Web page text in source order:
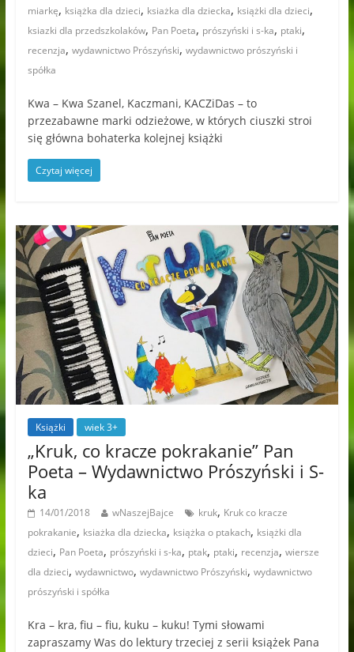
miarkę, książka dla dzieci, ksiażka dla dziecka, książki dla dzieci,
ksiazki dla przedszkolaków, Pan Poeta, prószyński i s-ka, ptaki,
recenzja, wydawnictwo Prószyński, wydawnictwo prószyński i
spółka
Kwa – Kwa Szanel, Kaczmani, KACZiDas – to
przezabawne marki odzieżowe, w których ciuszki stroi
się główna bohaterka kolejnej książki
Czytaj więcej
Książki wiek 3+
„Kruk, co kracze pokrakanie” Pan
Poeta – Wydawnictwo Prószyński i S-
ka
14/01/2018 wNaszejBajce kruk, Kruk co kracze
pokrakanie, ksiażka dla dziecka, książka o ptakach, książki dla
dzieci, Pan Poeta, prószyński i s-ka, ptak, ptaki, recenzja, wiersze
dla dzieci, wydawnictwo, wydawnictwo Prószyński, wydawnictwo
prószyński i spółka
Kra – kra, fiu – fiu, kuku – kuku! Tymi słowami
zapraszamy Was do lektury trzeciej z serii książek Pana